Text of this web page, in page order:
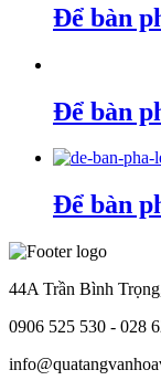
Để bàn
Để bàn
Để bàn
44A Trần Bình
0906 525 530 - 028